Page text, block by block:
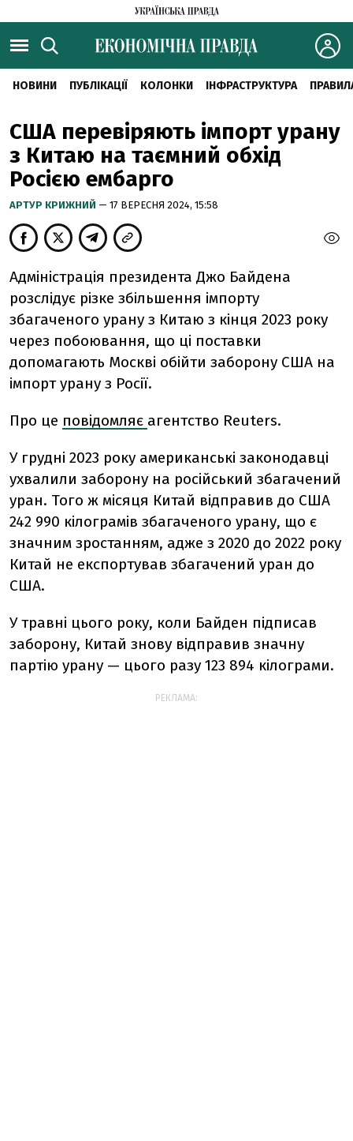
НОВИНИ ПУБЛІКАЦІЇ КОЛОНКИ ІНФРАСТРУКТУРА
США перевіряють імпорт урану
з Китаю на таємний обхід
Росією ембарго
АРТУР КРИЖНИЙ — 17 ВЕРЕСНЯ 2024, 15:58
Адміністрація президента Джо Байдена
розслідує різке збільшення імпорту
збагаченого урану з Китаю з кінця 2023 року
через побоювання, що ці поставки
допомагають Москві обійти заборону США на
імпорт урану з Росії.
Про це повідомляє агентство Reuters.
У грудні 2023 року американські законодавці
ухвалили заборону на російський збагачений
уран. Того ж місяця Китай відправив до США
242 990 кілограмів збагаченого урану, що є
значним зростанням, адже з 2020 до 2022 року
Китай не експортував збагачений уран до
США.
У травні цього року, коли Байден підписав
заборону, Китай знову відправив значну
партію урану — цього разу 123 894 кілограми.
РЕКЛАМА: